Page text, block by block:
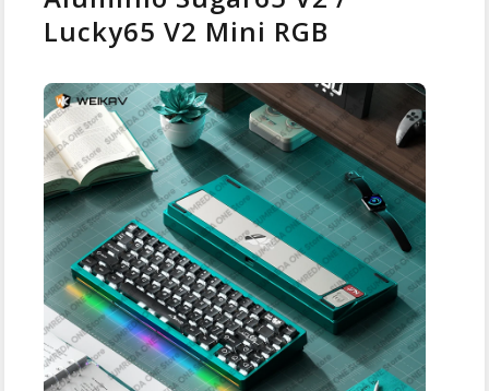
Lucky65 V2 Mini RGB